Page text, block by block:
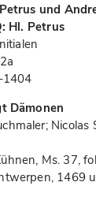
und
Hl. Petrus
Dämonen
Nicolas
Ms. 37,
1469